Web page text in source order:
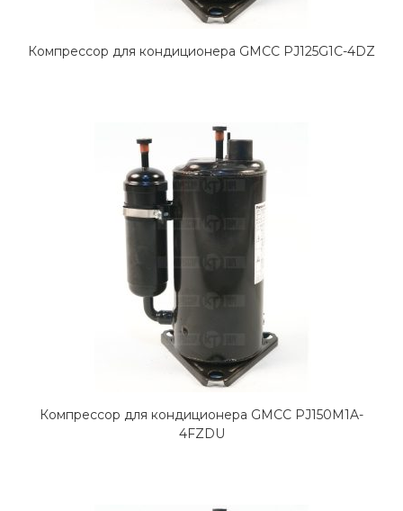
Компрессор для кондиционера GMCC PJ125G1C-4DZ
Компрессор для кондиционера GMCC PJ150M1A-
4FZDU